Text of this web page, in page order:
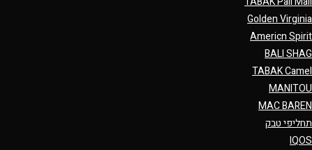
Golden Virginia
Americn Spirit
BALI SHAG
TABAK Camel
MANITOU
MAC BAREN
תחליפי טבק
IQOS